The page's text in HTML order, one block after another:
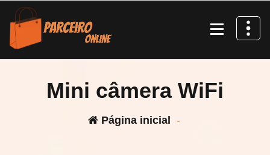
Pular
para
conteúdo
Mini câmera WiFi
Página inicial -